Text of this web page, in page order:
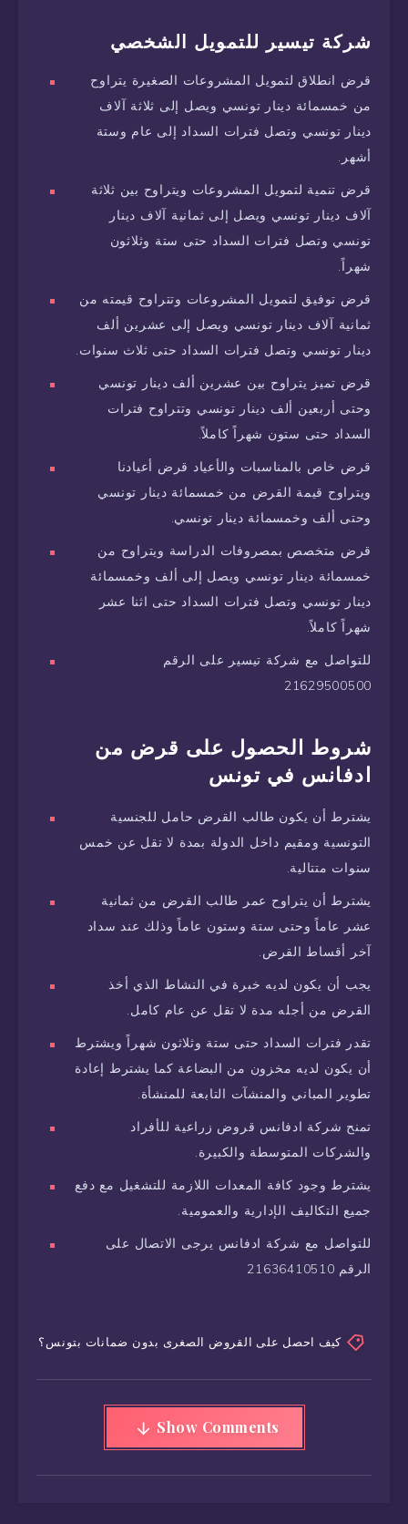
شركة تيسير للتمويل الشخصي
قرض انطلاق لتمويل المشروعات الصغيرة يتراوح
من خمسمائة دينار تونسي ويصل إلى ثلاثة آلاف
دينار تونسي وتصل فترات السداد إلى عام وستة
أشهر.
قرض تنمية لتمويل المشروعات ويتراوح بين ثلاثة
آلاف دينار تونسي ويصل إلى ثمانية آلاف دينار
تونسي وتصل فترات السداد حتى ستة وثلاثون
شهراً.
قرض توفيق لتمويل المشروعات وتتراوح قيمته من
ثمانية آلاف دينار تونسي ويصل إلى عشرين ألف
دينار تونسي وتصل فترات السداد حتى ثلاث سنوات.
قرض تميز يتراوح بين عشرين ألف دينار تونسي
وحتى أربعين ألف دينار تونسي وتتراوح فترات
السداد حتى ستون شهراً كاملاً.
قرض خاص بالمناسبات والأعياد قرض أعيادنا
ويتراوح قيمة القرض من خمسمائة دينار تونسي
وحتى ألف وخمسمائة دينار تونسي.
قرض متخصص بمصروفات الدراسة ويتراوح من
خمسمائة دينار تونسي ويصل إلى ألف وخمسمائة
دينار تونسي وتصل فترات السداد حتى اثنا عشر
شهراً كاملاً.
للتواصل مع شركة تيسير على الرقم
21629500500
شروط الحصول على قرض من
ادفانس في تونس
يشترط أن يكون طالب القرض حامل للجنسية
التونسية ومقيم داخل الدولة بمدة لا تقل عن خمس
سنوات متتالية.
يشترط أن يتراوح عمر طالب القرض من ثمانية
عشر عاماً وحتى ستة وستون عاماً وذلك عند سداد
آخر أقساط القرض.
يجب أن يكون لديه خبرة في النشاط الذي أخذ
القرض من أجله مدة لا تقل عن عام كامل.
تقدر فترات السداد حتى ستة وثلاثون شهراً ويشترط
أن يكون لديه مخزون من البضاعة كما يشترط إعادة
تطوير المباني والمنشآت التابعة للمنشأة.
تمنح شركة ادفانس قروض زراعية للأفراد
والشركات المتوسطة والكبيرة.
يشترط وجود كافة المعدات اللازمة للتشغيل مع دفع
جميع التكاليف الإدارية والعمومية.
للتواصل مع شركة ادفانس يرجى الاتصال على
الرقم 21636410510
كيف احصل على القروض الصغرى بدون ضمانات بتونس؟
Show Comments